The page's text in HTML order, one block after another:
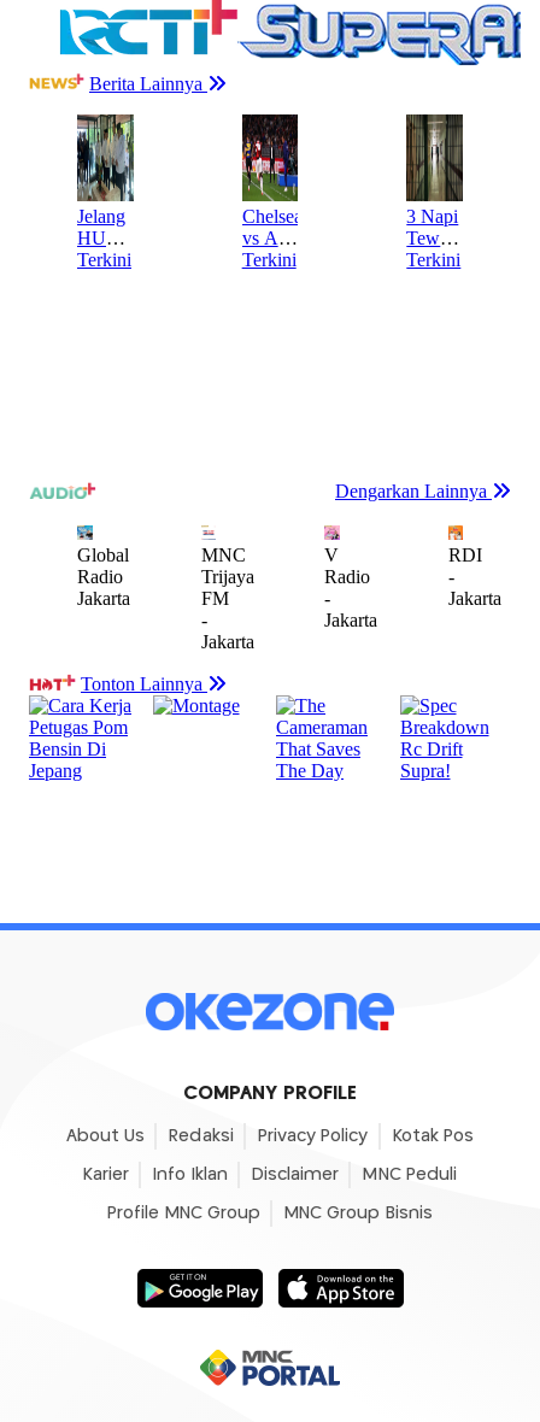
COMPANY PROFILE
About Us Redaksi Privacy Policy Kotak Pos
Karier Info Iklan Disclaimer MNC Peduli
Profile MNC Group MNC Group Bisnis